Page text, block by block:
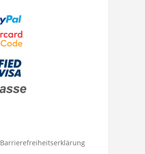
Barrierefreiheitserklärung